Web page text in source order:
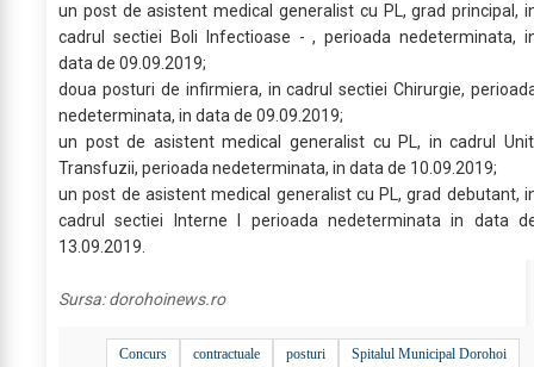
un post de asistent medical generalist cu PL, grad principal,
cadrul sectiei Boli Infectioase - , perioada nedeterminata,
data de 09.09.2019;
doua posturi de infirmiera, in cadrul sectiei Chirurgie,
nedeterminata, in data de 09.09.2019;
un post de asistent medical generalist cu PL, in cadrul
Transfuzii, perioada nedeterminata, in data de 10.09.2019;
un post de asistent medical generalist cu PL, grad debutant,
cadrul sectiei Interne I perioada nedeterminata in data
13.09.2019.
Sursa:dorohoinews.ro
Concurs contractuale posturi
Spitalul Municipal Dorohoi